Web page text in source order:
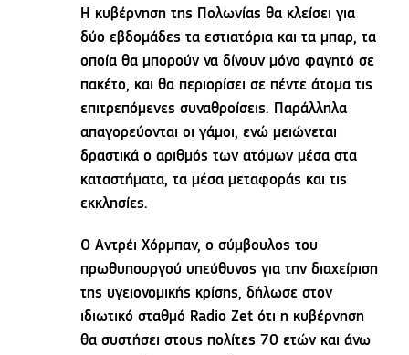
Η κυβέρνηση της Πολωνίας θα κλείσει για
δύο εβδομάδες τα εστιατόρια και τα μπαρ, τα
οποία θα μπορούν να δίνουν μόνο φαγητό σε
πακέτο, και θα περιορίσει σε πέντε άτομα τις
επιτρεπόμενες συναθροίσεις. Παράλληλα
απαγορεύονται οι γάμοι, ενώ μειώνεται
δραστικά ο αριθμός των ατόμων μέσα στα
καταστήματα, τα μέσα μεταφοράς και τις
εκκλησίες.
Ο Αντρέι Χόρμπαν, ο σύμβουλος του
πρωθυπουργού υπεύθυνος για την διαχείριση
της υγειονομικής κρίσης, δήλωσε στον
ιδιωτικό σταθμό Radio Zet ότι η κυβέρνηση
θα συστήσει στους πολίτες 70 ετών και άνω